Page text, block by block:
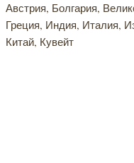
Австрия, Болгария,
Греция, Индия, Италия,
Китай, Кувейт